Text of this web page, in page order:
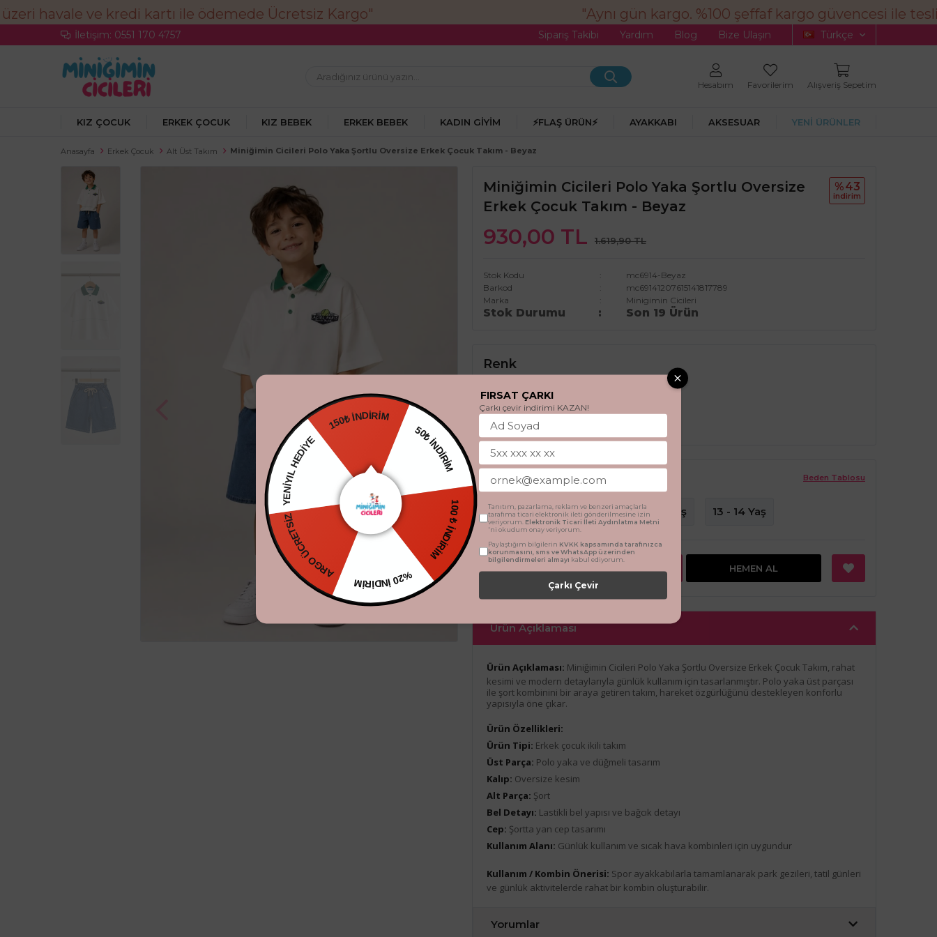
"Aynı gün kargo. %100 şeffaf kargo güvencesi ile
İletişim: 0551 170 4757 Sipariş Takibi Yardım Blog Bize Ulaşın Türkçe
Hesabım Favorilerim Alışveriş Sepetim
KIZ ÇOCUK ERKEK ÇOCUK KIZ BEBEK ERKEK BEBEK KADIN GIYIM ⚡FLAŞ ÜRÜN⚡ AYAKKABI AKSESUAR YENİ ÜRÜNLER
Anasayfa Erkek Çocuk Alt Üst Takım Miniğimin Cicileri Polo Yaka Şortlu Oversize Erkek Çocuk Takım - Beyaz
Miniğimin Cicileri Polo Yaka Şortlu Oversize
Erkek Çocuk Takım - Beyaz
930,00 TL 1.619,90 TL
%43
i̇ndi̇ri̇m
Stok Kodu
mc6914-Beyaz
Barkod
mc69141207615141817789
Marka
Minigimin Cicileri
Stok Durumu Son 19 Ürün
Renk
Beden Tablosu
Beden
7 - 8 Yaş 9 - 10 Yaş 11 - 12 Yaş 13 - 14 Yaş
SEPETE EKLE HEMEN AL
Ürün Açıklaması
Ürün Açıklaması: Miniğimin Cicileri Polo Yaka Şortlu Oversize Erkek Çocuk Takım, rahat
kesimi ve modern detaylarıyla günlük kullanım için tasarlanmıştır. Polo yaka üst parçası
ile şort kombinini bir araya getiren takım, hareket özgürlüğünü destekleyen konforlu
yapısıyla öne çıkar.
Ürün Özellikleri:
Ürün Tipi: Erkek çocuk ikili takım
Üst Parça: Polo yaka ve düğmeli tasarım
Kalıp: Oversize kesim
Alt Parça: Şort
Bel Detayı: Lastikli bel yapısı ve bağcık detayı
Cep: Şortta yan cep tasarımı
Kullanım Alanı: Günlük kullanım ve sıcak hava kombinleri için uygundur
Kullanım / Kombin Önerisi: Spor ayakkabılarla tamamlanarak park gezileri, tatil günleri
ve günlük aktivitelerde rahat bir kombin oluşturabilir.
Yorumlar
150₺ İNDİRİM
50₺ İNDİRİM
100 ₺ İNDİRİM
%20 İNDİRİM
KARGO ÜCRETSİZ
YENİYIL HEDİYE
FIRSAT ÇARKI
Çarkı çevir indirimi KAZAN!
Tanıtım, pazarlama, reklam ve benzeri amaçlarla
tarafıma ticari elektronik ileti gönderilmesine izin
veriyorum. Elektronik Ticari İleti Aydınlatma Metni
'ni okudum onay veriyorum.
Paylaştığım bilgilerin KVKK kapsamında tarafınızca
korunmasını, sms ve WhatsApp üzerinden
bilgilendirmeleri almayı kabul ediyorum.
Çarkı Çevir